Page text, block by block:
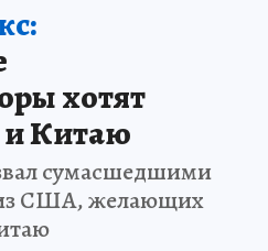
хотят
и Китаю
сумасшедшими
из США, желающих